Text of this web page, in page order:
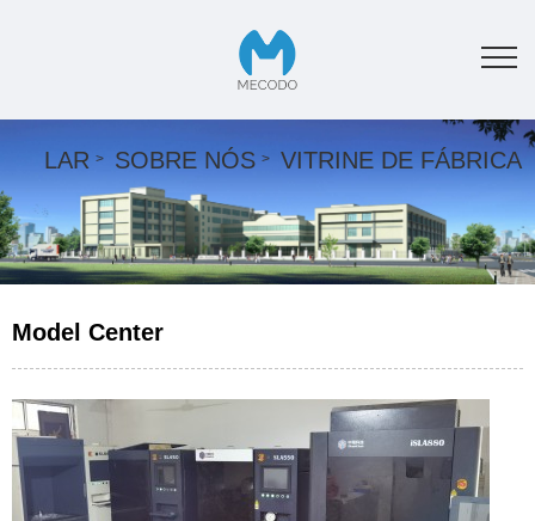
LAR SOBRE NÓS VITRINE DE FÁBRICA
Model Center